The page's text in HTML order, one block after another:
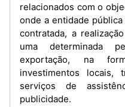
relacionados com o
onde a entidade
contratada, a
uma determinada
exportação, na
investimentos locais,
serviços de
publicidade.